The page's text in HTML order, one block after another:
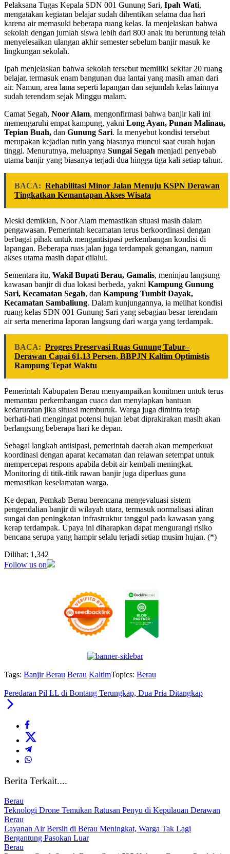
Pelaksana Tugas Kepala SDN 001 Gunung Sari, Ipah Wati,
mengatakan kegiatan belajar sudah dihentikan selama dua hari
karena air memasuki beberapa ruang kelas. Ia menjelaskan bahwa
sekolah dengan jumlah siswa lebih dari 800 anak itu beruntung telah
menyelesaikan ulangan akhir semester sebelum banjir masuk ke
lingkungan sekolah.
Ipah menjelaskan bahwa sekolah tersebut memiliki sekitar 20 ruang
belajar, termasuk enam bangunan dua lantai yang masih aman dari
air. Namun, area lama seperti lapangan dan sejumlah kelas lainnya
sudah terendam sejak Minggu malam.
Camat Segah, Noor Alam, mengonfirmasi bahwa banjir kali ini
memengaruhi empat kampung, yakni Long Ayan, Punan Malinau,
Tepian Buah, dan Gunung Sari. Ia menyebut kondisi tersebut
merupakan kejadian rutin yang biasanya muncul saat curah hujan
tinggi. Menurutnya, meluapnya Sungai Segah menjadi penyebab
utama banjir yang biasanya terjadi dua hingga tiga kali setiap tahun.
BACA: Rehabilitasi Minor Jalan Menuju KSPN Derawan
Tingkatkan Kemantapan Akses Wisata
Meski demikian, Noor Alam memastikan situasi masih dalam
pengawasan. Pemerintah kecamatan terus berkoordinasi dengan
berbagai pihak untuk mengantisipasi perkembangan kondisi di
lapangan. Beberapa ruas jalan juga terdampak genangan, namun
akses utama masih dapat dilalui.
Sementara itu, Wakil Bupati Berau, Gamalis, meninjau langsung
kawasan banjir di dua lokasi berbeda, yakni Kampung Gunung
Sari, Kecamatan Segah, dan Kampung Tumbit Dayak,
Kecamatan Sambaliung. Dalam kunjungannya, ia melihat kondisi
ruang kelas SDN 001 Gunung Sari yang sebagian besar terendam
air serta menerima laporan langsung dari warga yang terdampak.
BACA: Progres Preservasi Ruas Gunung Tabur–
Derawan Capai 61,13 Persen, BBPJN Kaltim Optimistis
Rampung Tepat Waktu
Pemerintah Kabupaten Berau menyampaikan komitmen untuk terus
memantau perkembangan cuaca dan menyiapkan bantuan
kedaruratan jika situasi memburuk. Warga juga diminta tetap
berhati-hati mengingat potensi hujan lebat diprakirakan masih akan
berlangsung beberapa hari ke depan.
Sebagai langkah antisipasi, pemerintah daerah akan memperkuat
koordinasi dengan aparat kecamatan dan relawan setempat untuk
mempercepat respons apabila debit air kembali meningkat.
Monitoring di titik-titik rawan banjir juga diperluas guna
memastikan keselamatan warga.
Ke depan, Pemkab Berau berencana mengevaluasi sistem
pengendalian banjir di wilayah utara, termasuk normalisasi aliran
sungai dan peningkatan infrastruktur tanggul pada kawasan yang
kerap terdampak. Upaya ini diharapkan dapat mengurangi risiko
bencana serupa yang hampir selalu terjadi setiap musim hujan. (*)
Dilihat: 1,342
Follow us on
Tags: Banjir Berau Berau KaltimTopics: Berau
Peredaran Pil LL di Bontang Terungkap, Dua Pria Ditangkap
Berita Terkait....
Berau
Teknologi Drone Temukan Ratusan Penyu di Kepulauan Derawan
Berau
Layanan Air Bersih di Berau Meningkat, Warga Tak Lagi
Bergantung Pasokan Luar
Berau